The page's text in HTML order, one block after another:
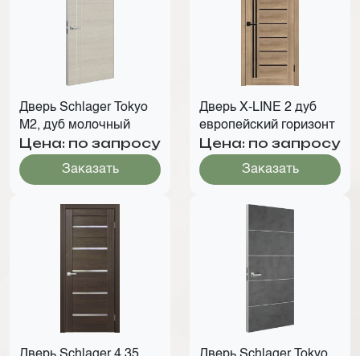
Дверь Schlager Tokyo
М2, дуб молочный
Цена: по запросу
Заказать
Дверь X-LINE 2 дуб
европейский горизонт
Цена: по запросу
Заказать